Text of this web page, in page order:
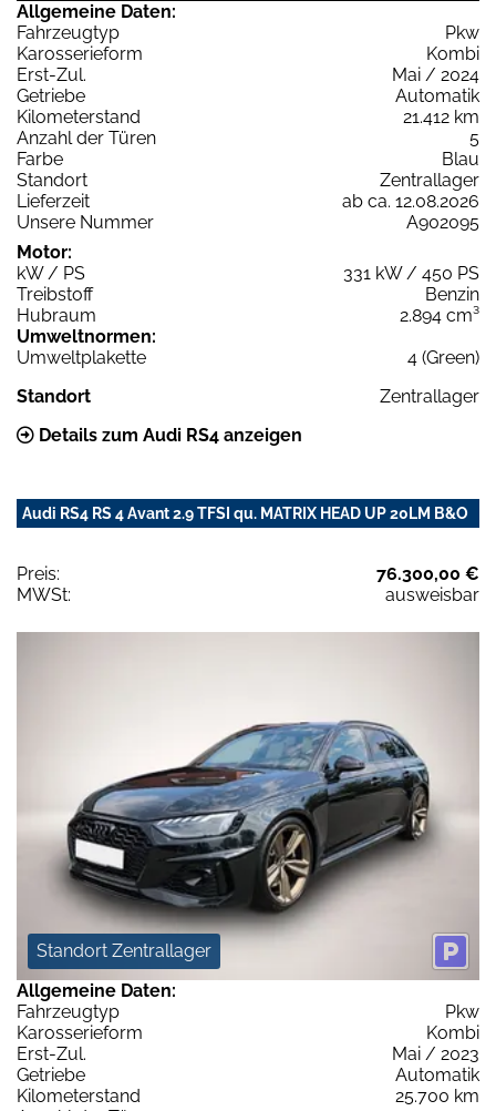
Allgemeine Daten:
Fahrzeugtyp
Pkw
Karosserieform
Kombi
Erst-Zul.
Mai / 2024
Getriebe
Automatik
Kilometerstand
21.412 km
Anzahl der Türen
5
Farbe
Blau
Standort
Zentrallager
Lieferzeit
ab ca. 12.08.2026
Unsere Nummer
A902095
Motor:
kW / PS
331 kW / 450 PS
Treibstoff
Benzin
Hubraum
2.894 cm³
Umweltnormen:
Umweltplakette
4 (Green)
Standort
Zentrallager
Details zum Audi RS4 anzeigen
Audi RS4 RS 4 Avant 2.9 TFSI qu. MATRIX HEAD UP 20LM B&O
Preis:
76.300,00 €
MWSt:
ausweisbar
Standort Zentrallager
Allgemeine Daten:
Fahrzeugtyp
Pkw
Karosserieform
Kombi
Erst-Zul.
Mai / 2023
Getriebe
Automatik
Kilometerstand
25.700 km